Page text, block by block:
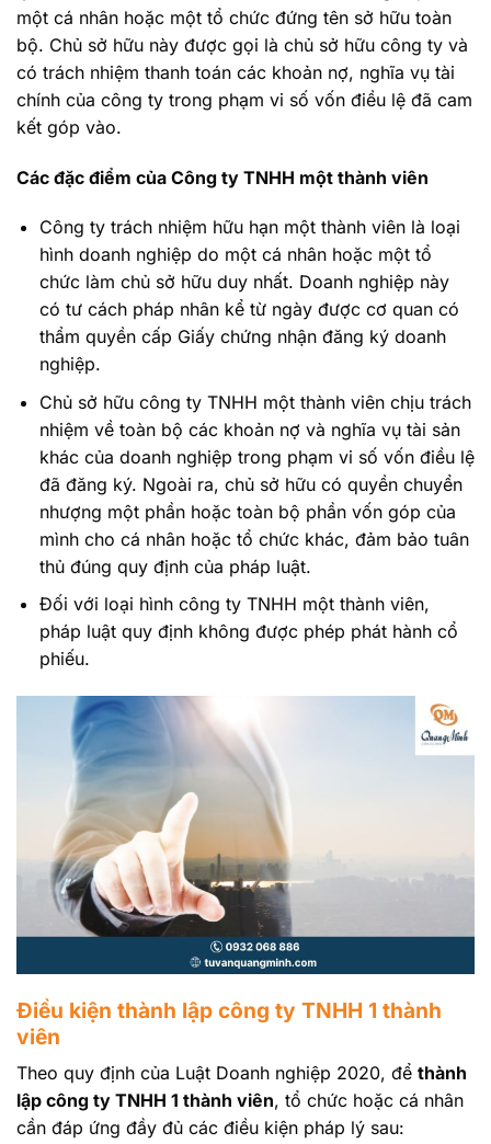
một cá nhân hoặc một tổ chức đứng tên sở hữu toàn
bộ. Chủ sở hữu này được gọi là chủ sở hữu công ty và
có trách nhiệm thanh toán các khoản nợ, nghĩa vụ tài
chính của công ty trong phạm vi số vốn điều lệ đã cam
kết góp vào.
Các đặc điểm của Công ty TNHH một thành viên
Công ty trách nhiệm hữu hạn một thành viên là loại
hình doanh nghiệp do một cá nhân hoặc một tổ
chức làm chủ sở hữu duy nhất. Doanh nghiệp này
có tư cách pháp nhân kể từ ngày được cơ quan có
thẩm quyền cấp Giấy chứng nhận đăng ký doanh
nghiệp.
Chủ sở hữu công ty TNHH một thành viên chịu trách
nhiệm về toàn bộ các khoản nợ và nghĩa vụ tài sản
khác của doanh nghiệp trong phạm vi số vốn điều lệ
đã đăng ký. Ngoài ra, chủ sở hữu có quyền chuyển
nhượng một phần hoặc toàn bộ phần vốn góp của
mình cho cá nhân hoặc tổ chức khác, đảm bảo tuân
thủ đúng quy định của pháp luật.
Đối với loại hình công ty TNHH một thành viên,
pháp luật quy định không được phép phát hành cổ
phiếu.
Điều kiện thành lập công ty TNHH 1 thành
viên
Theo quy định của Luật Doanh nghiệp 2020, để thành
lập công ty TNHH 1 thành viên, tổ chức hoặc cá nhân
cần đáp ứng đầy đủ các điều kiện pháp lý sau: